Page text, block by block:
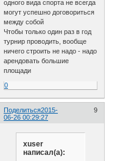
одного вида спорта не всегда
могут успешно договориться
между собой
Чтобы только один раз в год
турнир проводить, вообще
ничего строить не надо - надо
арендовать большие
площади
0
Поделиться 9
2015-
06-26 00:29:27
xuser
написал(а):